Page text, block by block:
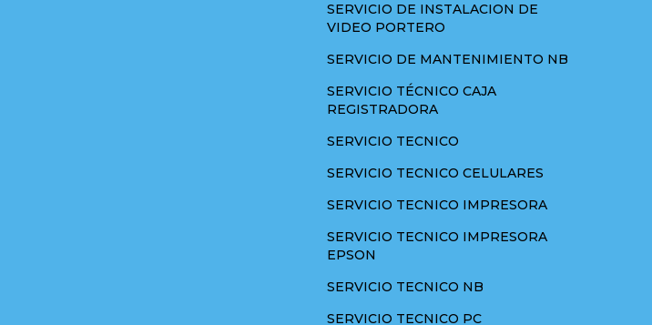
SERVICIO DE INSTALACION DE
VIDEO PORTERO
SERVICIO DE MANTENIMIENTO NB
SERVICIO TÉCNICO CAJA
REGISTRADORA
SERVICIO TECNICO
SERVICIO TECNICO CELULARES
SERVICIO TECNICO IMPRESORA
SERVICIO TECNICO IMPRESORA
EPSON
SERVICIO TECNICO NB
SERVICIO TECNICO PC